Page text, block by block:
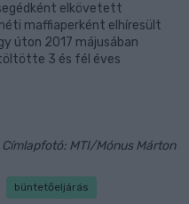
elkövetett
maffiaperként elhíresült
úton 2017 májusában
3 és fél éves
Címlapfotó: MTI/Mónus Márton
büntetőeljárás